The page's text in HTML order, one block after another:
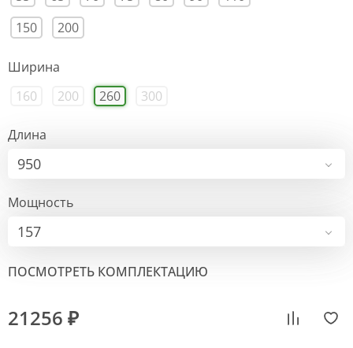
150
200
Ширина
160
200 260 300
Длина
950
Мощность
157
ПОСМОТРЕТЬ КОМПЛЕКТАЦИЮ
21256 ₽